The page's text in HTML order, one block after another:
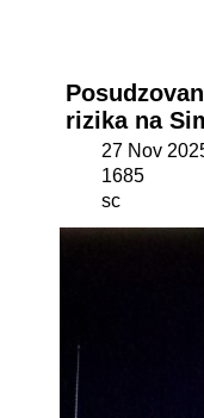
rizika na
27 Nov
1685
sc